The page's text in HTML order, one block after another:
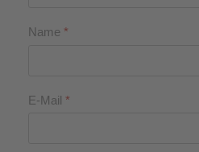
Name *
E-Mail *